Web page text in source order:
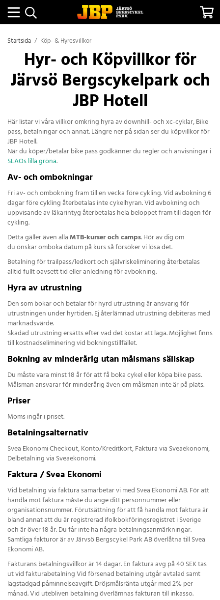
Startsida / Köp- & Hyresvillkor
Hyr- och Köpvillkor för
Järvsö Bergscykelpark och
JBP Hotell
Här listar vi våra villkor omkring hyra av downhill- och xc-cyklar, Bike
pass, betalningar och annat. Längre ner på sidan ser du köpvillkor för
JBP Hotell.
När du köper/betalar bike pass godkänner du regler och anvisningar i
SLAOs lilla gröna.
Av- och ombokningar
Fri av- och ombokning fram till en vecka före cykling. Vid avbokning 6
dagar före cykling återbetalas inte cykelhyran. Vid avbokning och
uppvisande av läkarintyg återbetalas hela beloppet fram till dagen för
cykling.
Detta gäller även allaMTB-kurser och camps. Hör av dig om
du önskar omboka datum på kurs så försöker vi lösa det.
Betalning för trailpass/ledkort och självriskeliminering återbetalas
alltid fullt oavsett tid eller anledning för avbokning.
Hyra av utrustning
Den som bokar och betalar för hyrd utrustning är ansvarig för
utrustningen under hyrtiden. Ej återlämnad utrustning debiteras med
marknadsvärde.
Skadad utrustning ersätts efter vad det kostar att laga. Möjlighet finns
till kostnadseliminering vid bokningstillfället.
Bokning av minderårig utan målsmans sällskap
Du måste vara minst 18 år för att få boka cykel eller köpa bike pass.
Målsman ansvarar för minderårig även om målsman inte är på plats.
Priser
Moms ingår i priset.
Betalningsalternativ
Svea Ekonomi Checkout, Konto/Kreditkort, Faktura via Sveaekonomi,
Delbetalning via Sveaekonomi.
Faktura / Svea Ekonomi
Vid betalning via faktura samarbetar vi med Svea Ekonomi AB. För att
handla mot faktura måste du ange ditt personnummer eller
organisationsnummer. Förutsättning för att få handla mot faktura är
bland annat att du är registrerad ifolkbokföringsregistret i Sverige
och är över 18 år. Du får inte ha några betalningsanmärkningar.
Samtliga fakturor är av Järvsö Bergscykel Park AB överlåtna till Svea
Ekonomi AB.
Fakturans betalningsvillkor är 14 dagar. En faktura avg på 40 SEK tas
ut vid fakturabetalning Vid försenad betalning utgår avtalad samt
lagstadgad påminnelseavgift. Dröjsmålsränta utgår med 2% per
månad. Vid utebliven betalning överlämnas fakturan till inkasso.